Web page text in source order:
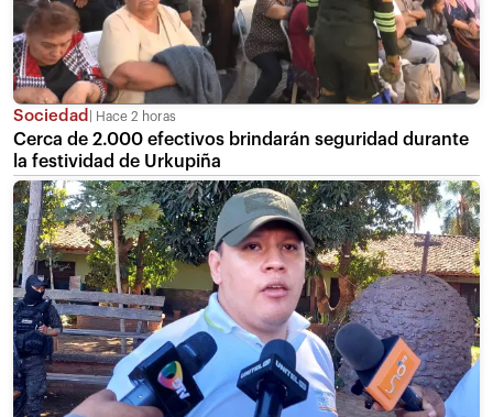
Sociedad Hace 2 horas
Cerca de 2.000 efectivos brindarán seguridad durante
la festividad de Urkupiña